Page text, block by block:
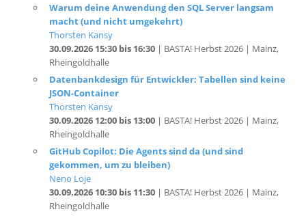
Thorsten Kansy
30.09.2026 15:30 bis 16:30| BASTA! Herbst 2026 | Mainz,
Rheingoldhalle
Datenbankdesign für Entwickler: Tabellen sind keine
JSON-Container
Thorsten Kansy
30.09.2026 12:00 bis 13:00
Rheingoldhalle
GitHub Copilot: Die Agents sind da (und sind
gekommen, um zu bleiben)
Neno Loje
30.09.2026 10:30 bis 11:30| BASTA! Herbst 2026 | Mainz,
Rheingoldhalle
Top 10 Stolperfallen mit EF Core – und wie man sie
vermeidet